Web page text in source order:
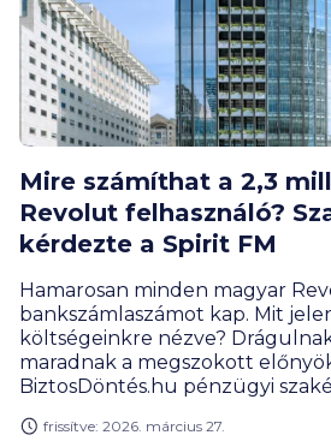
Mire számíthat a 2,3
Revolut felhasználó?
kérdezte a Spirit FM
Hamarosan minden magyar
bankszámlaszámot kap. Mit
költségeinkre nézve?
maradnak a megszokott
BiztosDöntés.hu pénzügyi
műsorában, ahol górcső alá
frissítve: 2026. március 27.